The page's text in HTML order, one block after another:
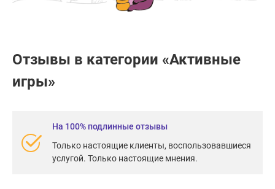
Отзывы в категории «Активные
игры»
На 100% подлинные отзывы
Только настоящие клиенты, воспользовавшиеся
услугой. Только настоящие мнения.